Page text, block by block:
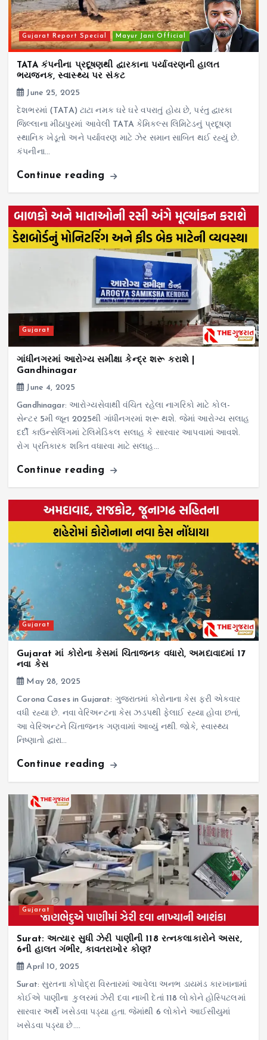
Gujarat Report Special Mayur Jani Official
TATA કંપનીના પ્રદૂષણથી દ્વારકાના પર્યાવરણની હાલત
ભયજનક, સ્વાસ્થ્ય પર સંકટ
June 25, 2025
દેશભરમાં (TATA) ટાટા નમક ઘરે ઘરે વપરાતું હોય છે, પરંતુ દ્વારકા
જિલ્લાના મીઠાપુરમાં આવેલી TATA કેમિકલ્સ લિમિટેડનું પ્રદૂષણ
સ્થાનિક ખેડૂતો અને પર્યાવરણ માટે ઝેર સમાન સાબિત થઈ રહ્યું છે.
કંપનીના…
Continue reading
Gujarat
ગાંધીનગરમાં આરોગ્ય સમીક્ષા કેન્દ્ર શરૂ કરાશે |
Gandhinagar
June 4, 2025
Gandhinagar: આરોગ્યસેવાથી વંચિત રહેલા નાગરિકો માટે કોલ-
સેન્ટર 5મી જૂન 2025થી ગાંધીનગરમાં શરૂ થશે. જેમાં આરોગ્ય સલાહ
દર્દી કાઉન્સેલિંગમાં ટેલિમેડિકલ સલાહ કે સારવાર આપવામાં આવશે.
રોગ પ્રતિકારક શક્તિ વધારવા માટે સલાહ…
Continue reading
Gujarat
Gujarat માં કોરોના કેસમાં ચિંતાજનક વધારો, અમદાવાદમાં 17
નવા કેસ
May 28, 2025
Corona Cases in Gujarat: ગુજરાતમાં કોરોનાના કેસ ફરી એકવાર
વધી રહ્યા છે. નવા વેરિઅન્ટના કેસ ઝડપથી ફેલાઈ રહ્યા હોવા છતાં,
આ વેરિઅન્ટને ચિંતાજનક ગણવામાં આવ્યું નથી. જોકે, સ્વાસ્થ્ય
નિષ્ણાતો દ્વારા…
Continue reading
Gujarat
Surat: અત્યાર સુધી ઝેરી પાણીની 118 રત્નકલાકારોને અસર,
6ની હાલત ગંભીર, કાવતરાખોર કોણ?
April 10, 2025
Surat: સુરતના કોપોદ્રા વિસ્તારમાં આવેલા અનભ ડાયમંડ કારખાનામાં
કોઈએ પાણીના કુલરમાં ઝેરી દવા નાખી દેતાં 118 લોકોને હોસ્પિટલમાં
સારવાર અર્થે ખસેડવા પડ્યા હતા. જેમાંથી 6 લોકોને આઈસીયુમાં
ખસેડવા પડ્યા છે.…